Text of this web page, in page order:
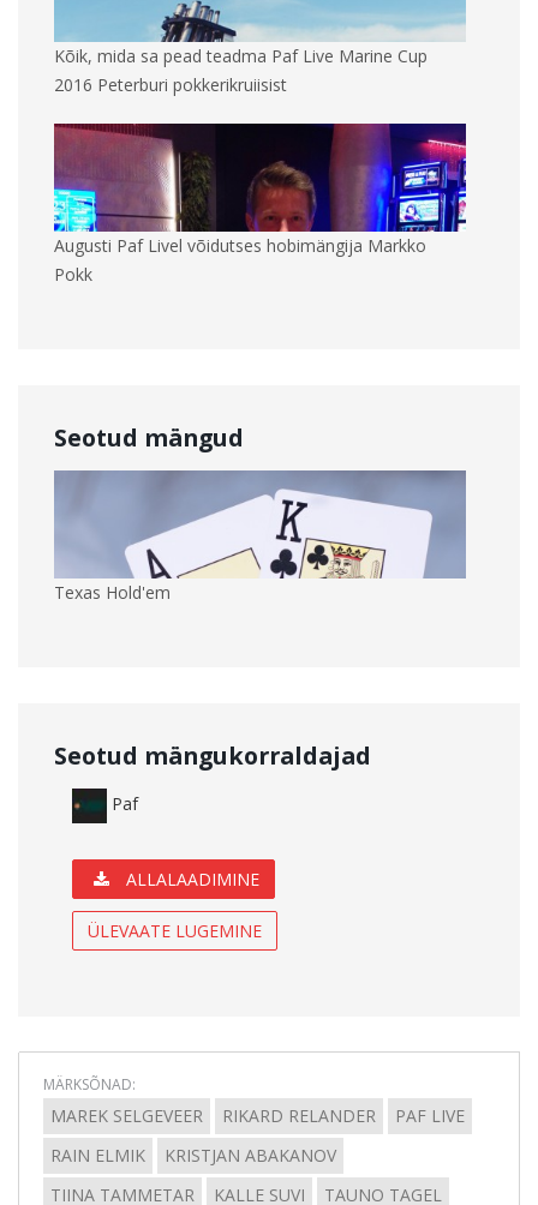
Kõik, mida sa pead teadma Paf Live Marine Cup
2016 Peterburi pokkerikruiisist
Augusti Paf Livel võidutses hobimängija Markko
Pokk
Seotud mängud
Texas Hold'em
Seotud mängukorraldajad
Paf
ALLALAADIMINE
ÜLEVAATE LUGEMINE
MÄRKSÕNAD:
MAREK SELGEVEER RIKARD RELANDER
PAF LIVE
RAIN ELMIK
KRISTJAN ABAKANOV
TIINA TAMMETAR
KALLE SUVI TAUNO TAGEL